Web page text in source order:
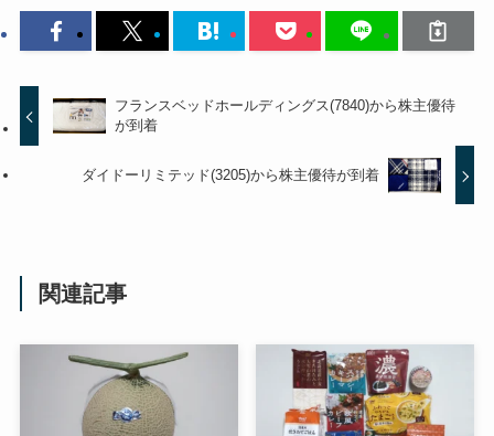
フランスベッドホールディングス(7840)から株主優待
が到着
ダイドーリミテッド(3205)から株主優待が到着
関連記事